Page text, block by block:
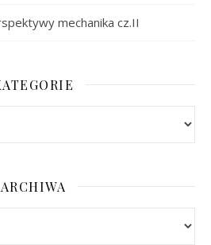
mechanika cz.II
ARCHIWA